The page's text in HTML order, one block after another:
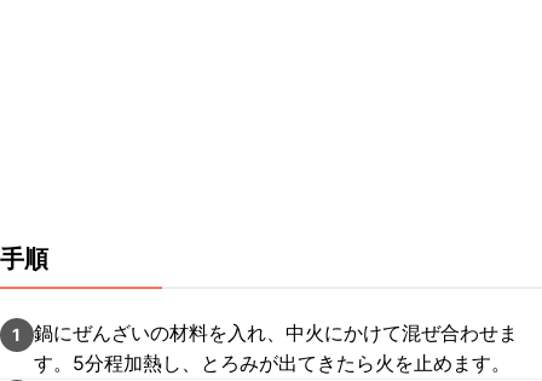
手順
1
鍋にぜんざいの材料を入れ、中火にかけて混ぜ合わせま
す。5分程加熱し、とろみが出てきたら火を止めます。